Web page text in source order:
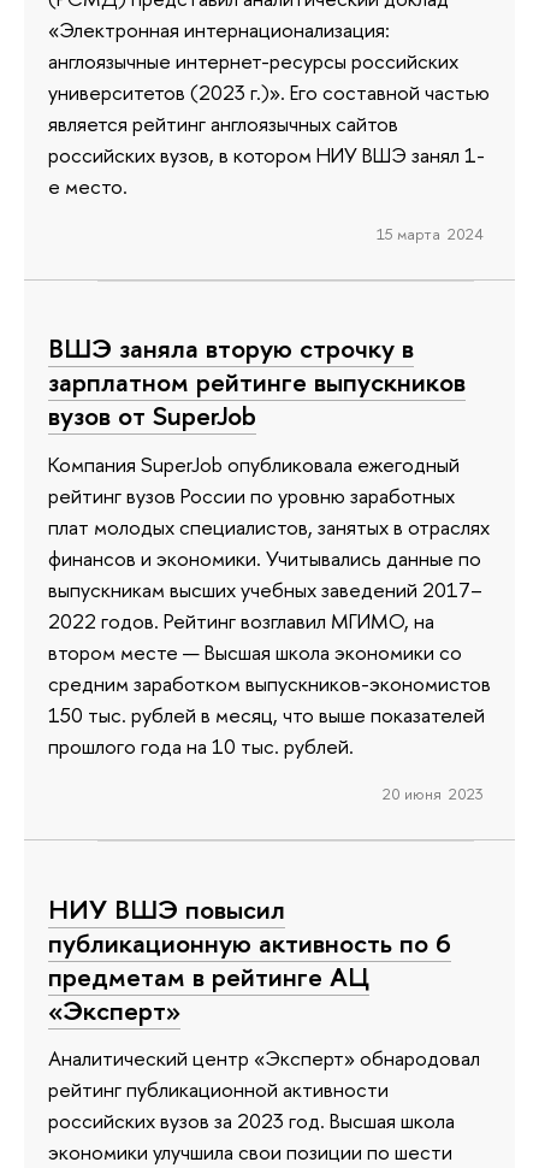
«Электронная интернационализация:
англоязычные интернет-ресурсы российских
университетов (2023 г.)». Его составной частью
является рейтинг англоязычных сайтов
российских вузов, в котором НИУ ВШЭ занял 1-
е место.
15 марта 2024
ВШЭ заняла вторую строчку в
зарплатном рейтинге выпускников
вузов от SuperJob
Компания SuperJob опубликовала ежегодный
рейтинг вузов России по уровню заработных
плат молодых специалистов, занятых в отраслях
финансов и экономики. Учитывались данные по
выпускникам высших учебных заведений 2017–
2022 годов. Рейтинг возглавил МГИМО, на
втором месте — Высшая школа экономики со
средним заработком выпускников-экономистов
150 тыс. рублей в месяц, что выше показателей
прошлого года на 10 тыс. рублей.
20 июня 2023
НИУ ВШЭ повысил
публикационную активность по 6
предметам в рейтинге АЦ
«Эксперт»
Аналитический центр «Эксперт» обнародовал
рейтинг публикационной активности
российских вузов за 2023 год. Высшая школа
экономики улучшила свои позиции по шести